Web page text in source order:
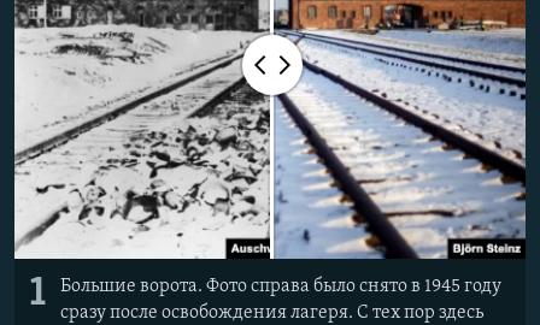
Հայերեն
Русский
Все сайты Радио Азатутюн
1
Большие ворота. Фото справа было снято в 1945 году
сразу после освобождения лагеря. С тех пор здесь